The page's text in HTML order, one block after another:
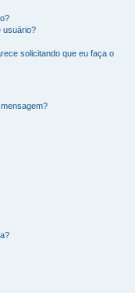
usuário?
solicitando que eu faça o